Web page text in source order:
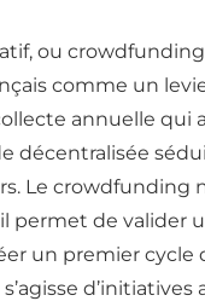
ou
comme un
annuelle qui
décentralisée
Le crowdfunding
permet de valider
un premier cycle